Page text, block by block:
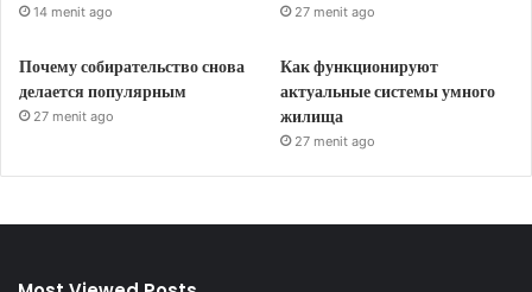
14 menit ago 27 menit ago
Почему собирательство снова
делается популярным
27 menit ago
Как функционируют
актуальные системы умного
жилища
27 menit ago